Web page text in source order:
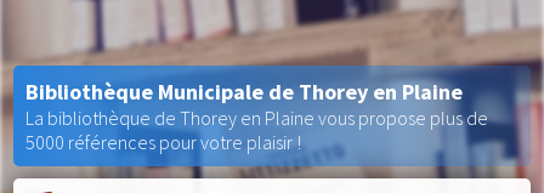
Bibliothèque Municipale de Thorey en Plaine
La bibliothèque de Thorey en Plaine vous propose plus de
5000 références pour votre plaisir !